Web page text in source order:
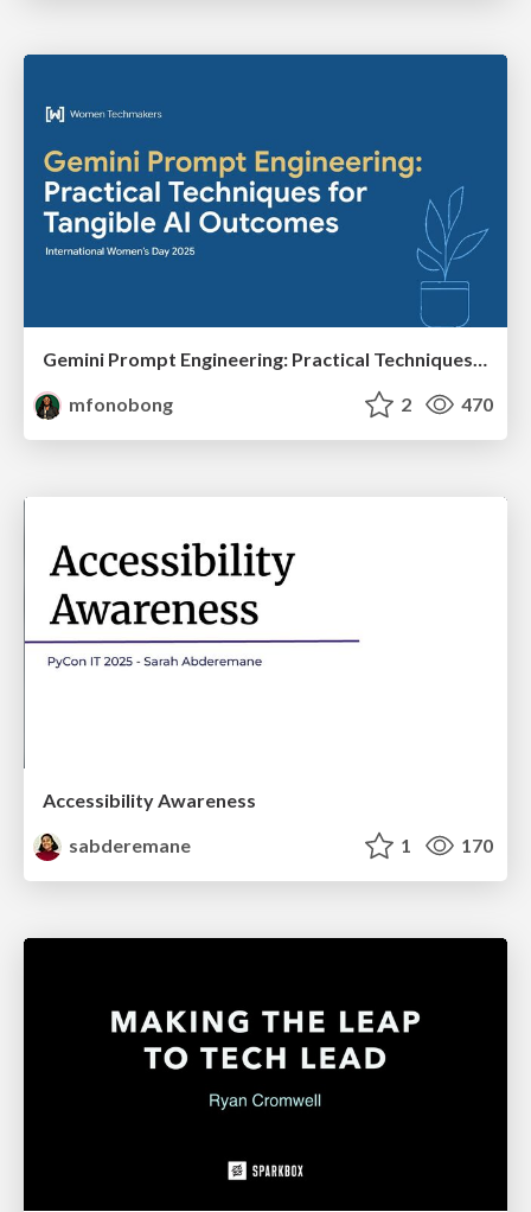
Gemini Prompt Engineering: Practical Techniques for Tangible AI Outcomes
mfonobong
2 470
Accessibility Awareness
sabderemane
1 170